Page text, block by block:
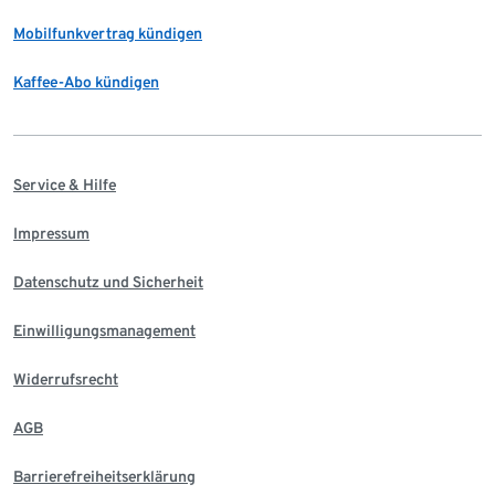
Mobilfunkvertrag kündigen
Kaffee-Abo kündigen
Service & Hilfe
Impressum
Datenschutz und Sicherheit
Einwilligungsmanagement
Widerrufsrecht
AGB
Barrierefreiheitserklärung